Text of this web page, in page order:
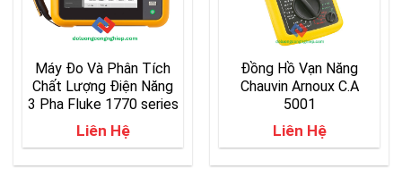
Máy Đo Và Phân Tích
Chất Lượng Điện Năng
3 Pha Fluke 1770 series
Liên Hệ
Đồng Hồ Vạn Năng
Chauvin Arnoux C.A
5001
Liên Hệ